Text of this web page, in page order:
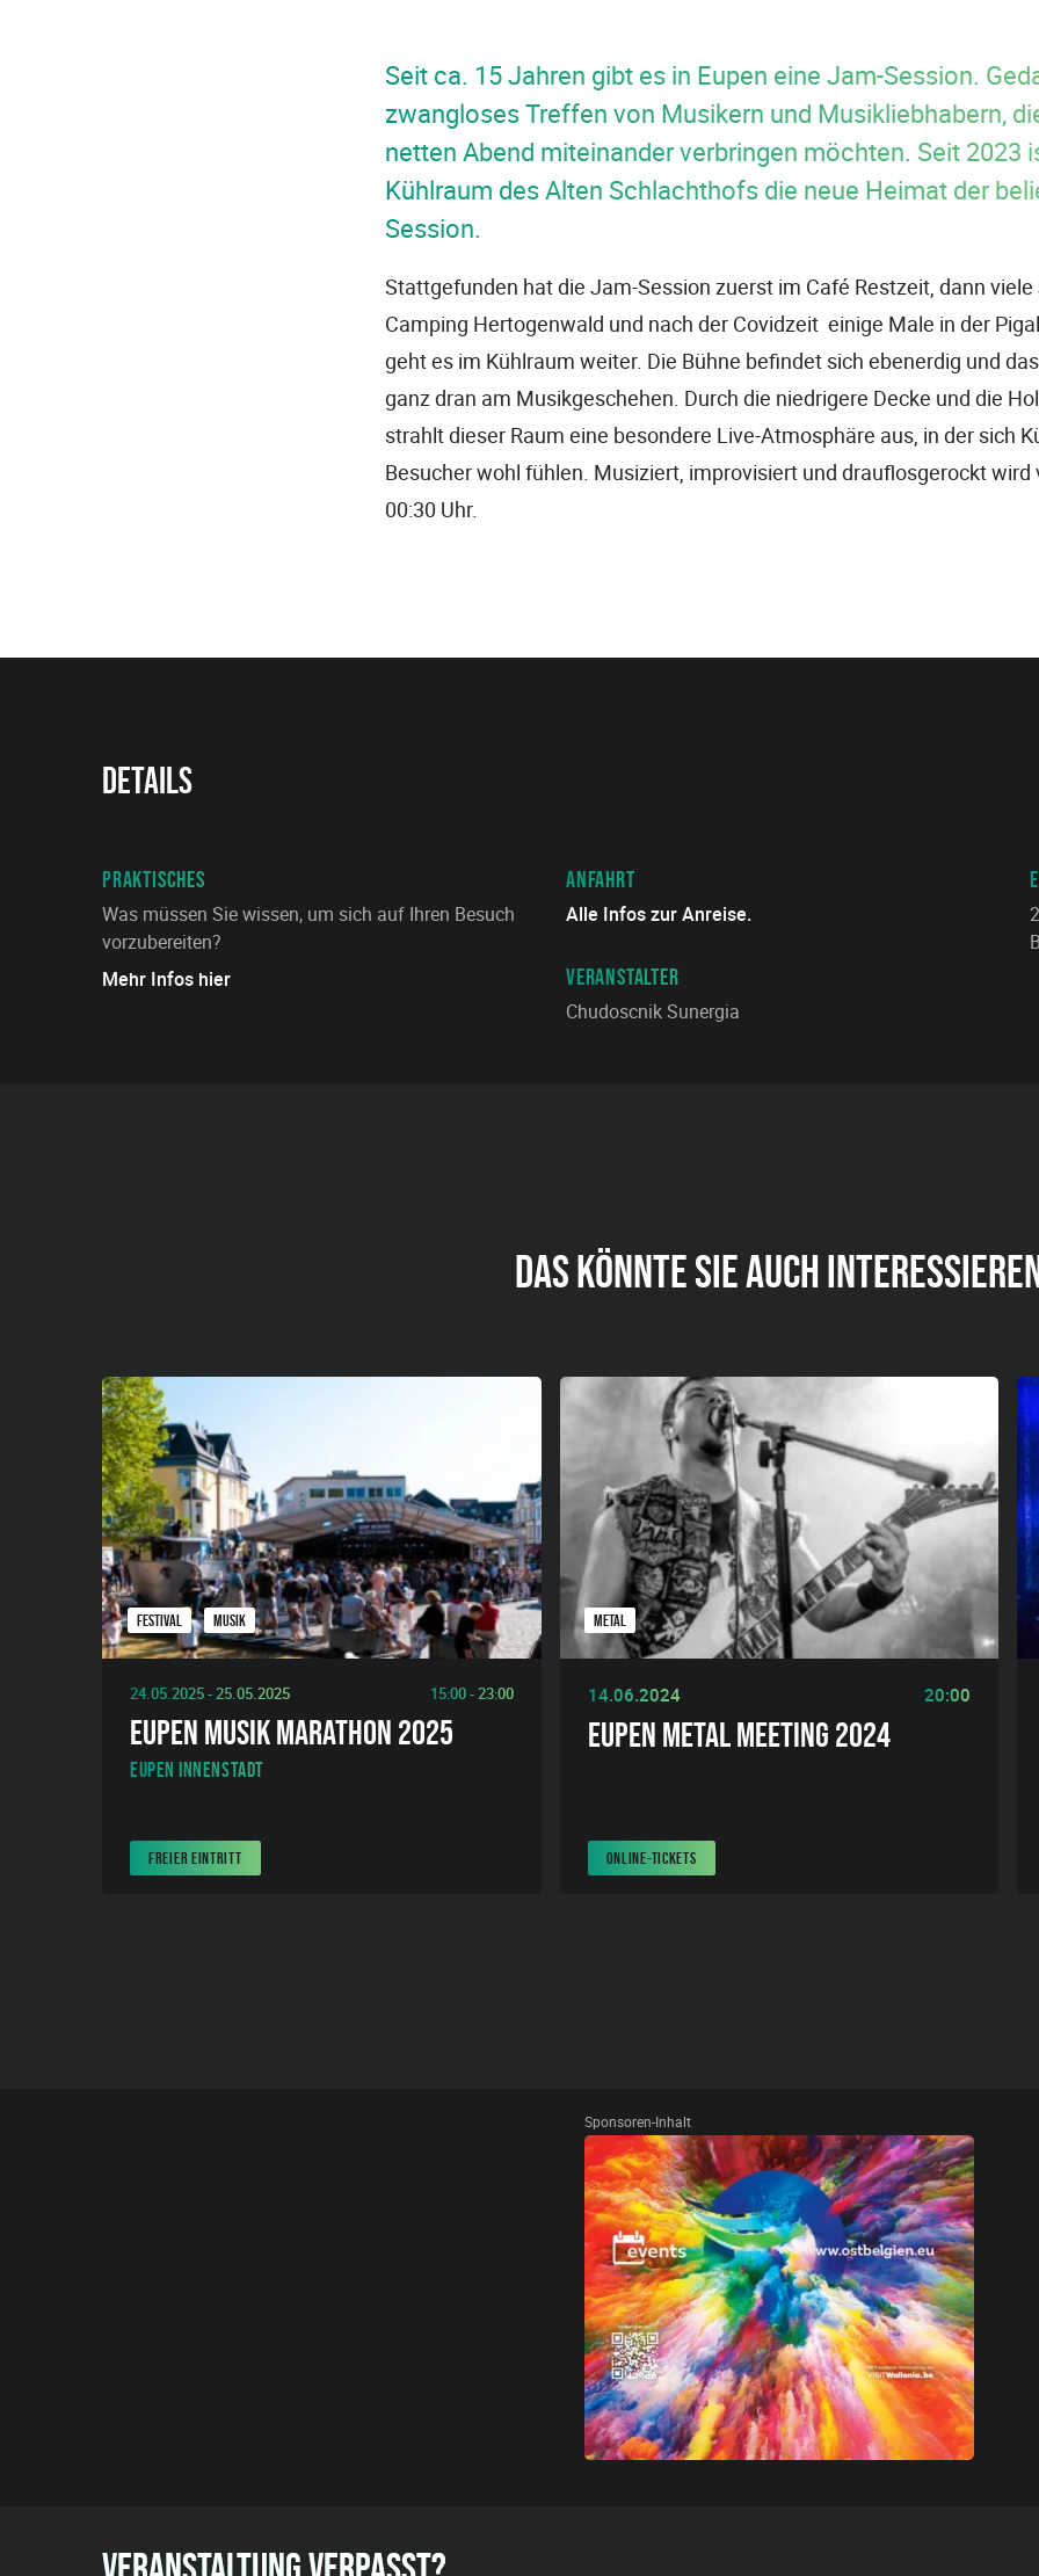
Seit ca. 15 Jahren gibt es in Eupen eine Jam-Session.
zwangloses Treffen von Musikern und Musikliebhabern,
netten Abend miteinander verbringen möchten. Seit 2023
Kühlraum des Alten Schlachthofs die neue Heimat der
Session.
Stattgefunden hat die Jam-Session zuerst im Café Restzeit, dann
Camping Hertogenwald und nach der Covidzeit einige Male in der
geht es im Kühlraum weiter. Die Bühne befindet sich ebenerdig und
ganz dran am Musikgeschehen. Durch die niedrigere Decke und die
strahlt dieser Raum eine besondere Live-Atmosphäre aus, in der sich
Besucher wohl fühlen. Musiziert, improvisiert und drauflosgerockt wird
00:30 Uhr.
Details
PRAKTISCHES
Was müssen Sie wissen, um sich auf Ihren Besuch
vorzubereiten?
Mehr Infos hier
ANFAHRT
Alle Infos zur Anreise.
VERANSTALTER
Chudoscnik Sunergia
DAS KÖNNTE SIE AUCH
FESTIVAL MUSIK
24.05.2025 - 25.05.2025 15:00 - 23:00
EUPEN MUSIK MARATHON 2025
Eupen Innenstadt
FREIER EINTRITT
METAL
14.06.2024 20:00
EUPEN METAL MEETING 2024
ONLINE-TICKETS
Sponsoren-Inhalt